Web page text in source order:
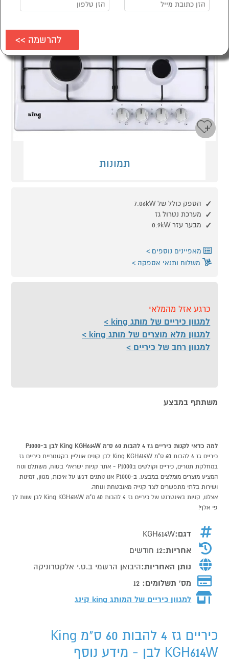
תמונות
הספק כולל של 7.06kW
מערכת נטרול גז
מבער עזר 0.9kW
מאפיינים נוספים
משלוח ותנאי אספקה
כרגע אזל מהמלאי
למגוון כיריים של מותג king
למגוון מלא מוצרים של מותג king
למגוון רחב של כיריים
משתתף במבצע
למה כדאי לקנות כיריים גז 4 להבות 60 ס"מ King KGH614W לבן ב-P1000
כיריים גז 4 להבות 60 ס"מ King KGH614W לבן קונים אונליין בקטגוריית כיריים גז
במחלקת תנורים, כיריים וקולטים בP1000 - אתר קניות ישראלי בטוח, משתלם ונוח
המציע מוצרים מומלצים במבצע. ב-P1000 אנו נותנים דגש על איכות, מגוון, זמינות
ושירות בלתי מתפשרים לצד קנייה מאובטחת ונוחה.
אצלנו, קניות באינטרנט של כיריים גז 4 להבות 60 ס"מ King KGH614W לבן שוות לך
פי אלף!
דגם:KGH614W
אחריות:12 חודשים
נותן האחריות:היבואן הרשמי ב.ט.י אלקטרוניקה
מס' תשלומים: 12
למגוון כיריים של המותג king קינג
כיריים גז 4 להבות 60 ס"מ King
KGH614W לבן - מידע נוסף